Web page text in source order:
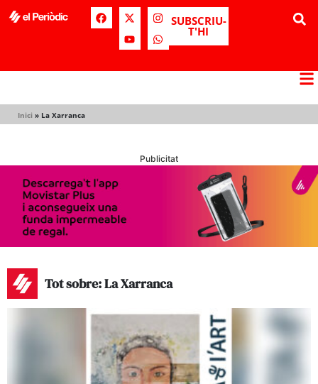
SUBSCRIU-
T'HI
Inici » La Xarranca
Publicitat
Tot sobre: La Xarranca